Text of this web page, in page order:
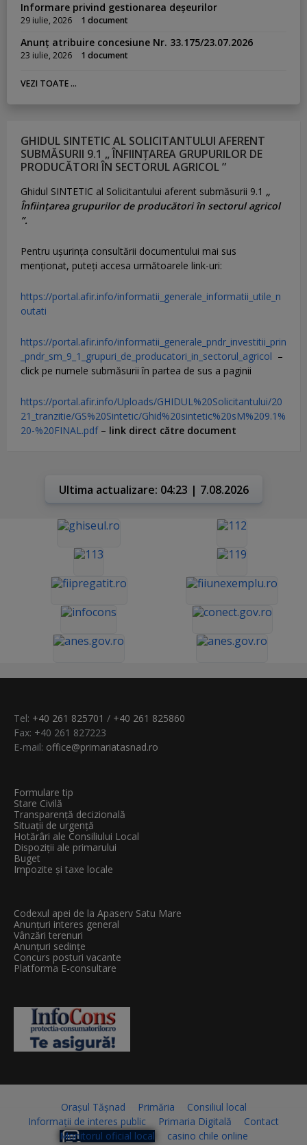
Informare privind gestionarea deșeurilor
29 iulie, 2026 1 document
Anunț atribuire concesiune Nr. 33.175/23.07.2026
23 iulie, 2026 1 document
VEZI TOATE ...
GHIDUL SINTETIC AL SOLICITANTULUI AFERENT
SUBMĂSURII 9.1 „ ÎNFIINȚAREA GRUPURILOR DE
PRODUCĂTORI ÎN SECTORUL AGRICOL ”
Ghidul SINTETIC al Solicitantului aferent submăsurii 9.1 „
Înființarea grupurilor de producători în sectorul agricol
”.
Pentru uşurinţa consultării documentului mai sus
menţionat, puteţi accesa următoarele link-uri:
https://portal.afir.info/informatii_generale_informatii_utile_n
outati
https://portal.afir.info/informatii_generale_pndr_investitii_prin
_pndr_sm_9_1_grupuri_de_producatori_in_sectorul_agricol –
click pe numele submăsurii în partea de sus a paginii
https://portal.afir.info/Uploads/GHIDUL%20Solicitantului/20
21_tranzitie/GS%20Sintetic/Ghid%20sintetic%20sM%209.1%
20-%20FINAL.pdf– link direct către document
Ultima actualizare: 04:23 | 7.08.2026
Tel: +40 261 825701 / +40 261 825860
Fax: +40 261 827223
E-mail: office@primariatasnad.ro
Formulare tip
Stare Civilă
Transparenţă decizională
Situații de urgență
Hotărâri ale Consiliului Local
Dispoziții ale primarului
Buget
Impozite și taxe locale
Codexul apei de la Apaserv Satu Mare
Anunțuri interes general
Vânzări terenuri
Anunțuri sedințe
Concurs posturi vacante
Platforma E-consultare
Orașul Tășnad Primăria
Consiliul local
Informații de interes public
Primaria Digitală
Contact
Monitorul oficial local
casino chile online